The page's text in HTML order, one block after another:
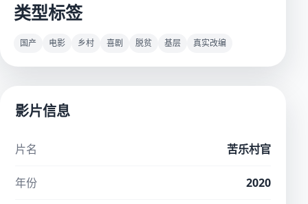
类型标签
国产 电影 乡村 喜剧 脱贫 基层 真实改编
影片信息
片名 苦乐村官
年份 2020